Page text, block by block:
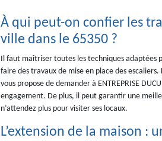
À qui peut-on confier les
ville dans le 65350 ?
Il faut maîtriser toutes les techniques adaptées
faire des travaux de mise en place des
vous propose de demander à ENTREPRISE
engagement. De plus, il peut garantir une
n’attendez plus pour visiter ses locaux.
L’extension de la maison :